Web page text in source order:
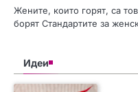
Жените, които горят, са
борят Стандартите за
Идеи